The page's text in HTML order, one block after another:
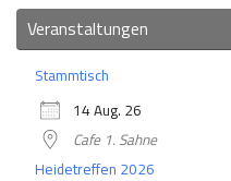
Veranstaltungen
Stammtisch
14 Aug. 26
Cafe 1. Sahne
Heidetreffen 2026